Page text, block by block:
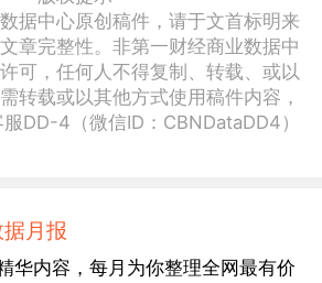
据中心原创稿件，请于文首标明来
章完整性。非第一财经商业数据中
可，任何人不得复制、转载、或以
转载或以其他方式使用稿件内容，
DD-4（微信ID：CBNDataDD4）
月报
华内容，每月为你整理全网最有价